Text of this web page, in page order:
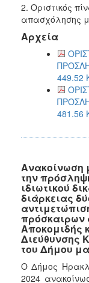
2. Οριστικός
απασχόλησης
Αρχεία
449.52
481.56
Ανακοίνωση
την
ιδιωτικού
διάρκειας
πρόσκαιρων
Αποκομιδής
Διεύθυνσης
του Δήμου
Ο Δήμος
2024